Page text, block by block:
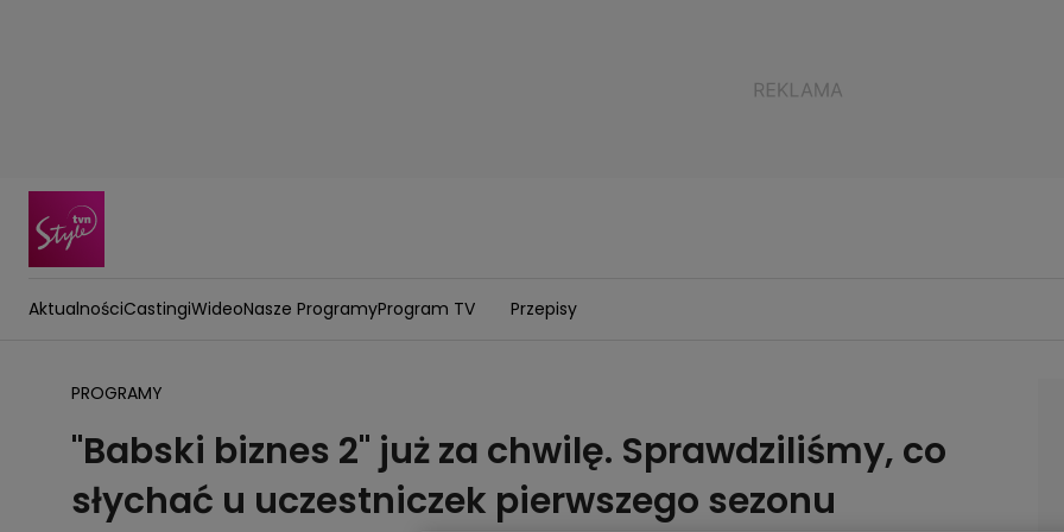
AktualnościCastingiWideoNasze ProgramyProgram TV Przepisy
PROGRAMY
"Babski biznes 2" już za chwilę. Sprawdziliśmy, co
słychać u uczestniczek pierwszego sezonu